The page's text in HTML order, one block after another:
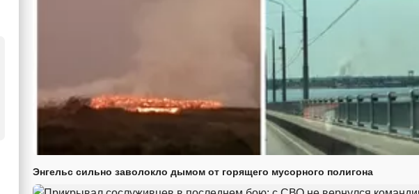
Энгельс сильно заволокло дымом от горящего мусорного полигона